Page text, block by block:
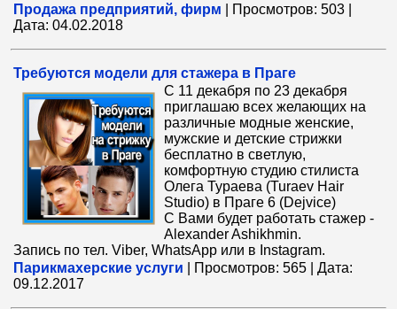
Продажа предприятий, фирм
Просмотров: 503
Дата: 04.02.2018
Требуются модели для стажера в Праге
С 11 декабря по 23 декабря
приглашаю всех желающих на
различные модные женские,
мужские и детские стрижки
бесплатно в светлую,
комфортную студию стилиста
Олега Тураева (Turaev Hair
Studio) в Праге 6 (Dejvice)
С Вами будет работать стажер -
Alexander Ashikhmin.
Запись по тел. Viber, WhatsApp или в Instagram.
Парикмахерские услуги
Просмотров: 565
Дата:
09.12.2017